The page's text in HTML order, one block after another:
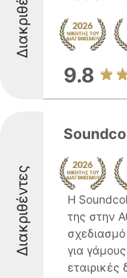
9.8
Διακριθέντες
Η
της στην
για
εταιρικές